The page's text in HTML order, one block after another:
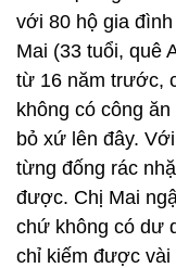
với 80 hộ gia
Mai (33 tuổi, quê
từ 16 năm trước,
không có công
bỏ xứ lên đây.
từng đống rác
được. Chị Mai
chứ không có dư
chỉ kiếm được vài